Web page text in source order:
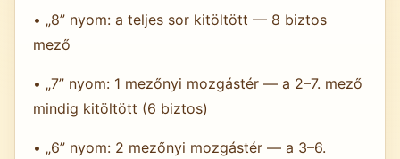
• „8” nyom: a teljes sor kitöltött — 8 biztos
mező
• „7” nyom: 1 mezőnyi mozgástér — a 2–7. mező
mindig kitöltött (6 biztos)
• „6” nyom: 2 mezőnyi mozgástér — a 3–6.